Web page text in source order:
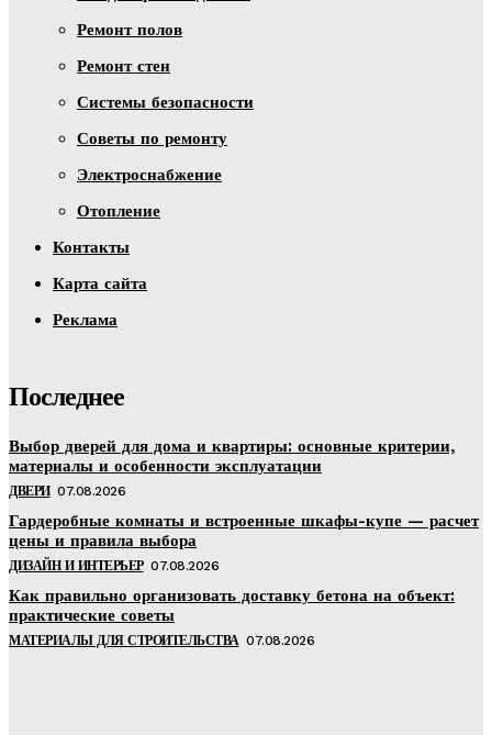
Ремонт полов
Ремонт стен
Системы безопасности
Советы по ремонту
Электроснабжение
Отопление
Контакты
Карта сайта
Реклама
Последнее
Выбор дверей для дома и квартиры: основные критерии,
материалы и особенности эксплуатации
ДВЕРИ 07.08.2026
Гардеробные комнаты и встроенные шкафы-купе — расчет
цены и правила выбора
ДИЗАЙН И ИНТЕРЬЕР 07.08.2026
Как правильно организовать доставку бетона на объект:
практические советы
МАТЕРИАЛЫ ДЛЯ СТРОИТЕЛЬСТВА 07.08.2026